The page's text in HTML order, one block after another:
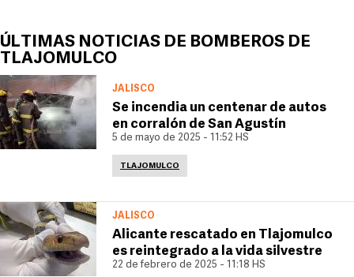
ÚLTIMAS NOTICIAS DE BOMBEROS DE
TLAJOMULCO
JALISCO
Se incendia un centenar de autos
en corralón de San Agustín
5 de mayo de 2025 - 11:52 HS
TLAJOMULCO
JALISCO
Alicante rescatado en Tlajomulco
es reintegrado a la vida silvestre
22 de febrero de 2025 - 11:18 HS